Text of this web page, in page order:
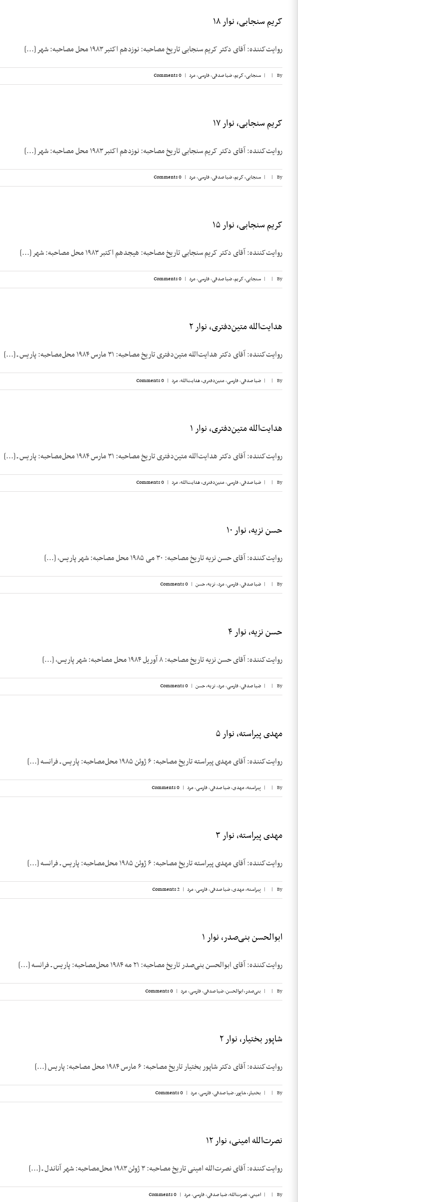
کریم سنجابی، نوار ۱۸
روایت‌‌کننده: آقای دکتر کریم سنجابی تاریخ مصاحبه: نوزدهم اکتبر ۱۹۸۳ محل مصاحبه: شهر [...]
By
|
| سنجابی، کریم,ضیا صدقی,فارسی,مرد |
0 Comments
کریم سنجابی، نوار ۱۷
روایت‌‌کننده: آقای دکتر کریم سنجابی تاریخ مصاحبه: نوزدهم اکتبر ۱۹۸۳ محل مصاحبه: شهر [...]
By
|
| سنجابی، کریم,ضیا صدقی,فارسی,مرد |
0 Comments
کریم سنجابی، نوار ۱۵
روایت‌‌کننده: آقای دکتر کریم سنجابی تاریخ مصاحبه: هیجدهم اکتبر ۱۹۸۳ محل مصاحبه: شهر [...]
By
|
| سنجابی، کریم,ضیا صدقی,فارسی,مرد |
0 Comments
هدایت‌الله متین‌دفتری، نوار ۲
روایت‌کننده: آقای دکتر هدایت‌الله متین‌دفتری تاریخ مصاحبه: ۳۱ مارس ۱۹۸۴ محل‌مصاحبه: پاریس ـ [...]
By
|
| ضیا صدقی,فارسی,متین‌دفتری، هدایت‌الله,مرد |
0 Comments
هدایت‌الله متین‌دفتری، نوار ۱
روایت‌کننده: آقای دکتر هدایت‌الله متین‌دفتری تاریخ مصاحبه: ۳۱ مارس ۱۹۸۴ محل‌مصاحبه: پاریس ـ [...]
By
|
| ضیا صدقی,فارسی,متین‌دفتری، هدایت‌الله,مرد |
0 Comments
حسن نزیه، نوار ۱۰
روایت‌کننده: آقای حسن نزیه تاریخ مصاحبه: ۳۰ می ۱۹۸۵ محل مصاحبه: شهر پاریس، [...]
By
|
| ضیا صدقی,فارسی,مرد,نزیه، حسن |
0 Comments
حسن نزیه، نوار ۴
روایت‌کننده: آقای حسن نزیه تاریخ مصاحبه: ۸ آوریل ۱۹۸۴ محل مصاحبه: شهر پاریس، [...]
By
|
| ضیا صدقی,فارسی,مرد,نزیه، حسن |
0 Comments
مهدی پیراسته، نوار ۵
روایت‌کننده: آقای مهدی پیراسته تاریخ مصاحبه: ۶ ژوئن ۱۹۸۵ محل‌مصاحبه: پاریس ـ فرانسه [...]
By
|
| پیراسته، مهدی,ضیا صدقی,فارسی,مرد |
0 Comments
مهدی پیراسته، نوار ۳
روایت‌کننده: آقای مهدی پیراسته تاریخ مصاحبه: ۶ ژوئن ۱۹۸۵ محل‌مصاحبه: پاریس ـ فرانسه [...]
By
|
| پیراسته، مهدی,ضیا صدقی,فارسی,مرد |
2 Comments
ابوالحسن بنی‌صدر، نوار ۱
روایت‌کننده: آقای ابوالحسن بنی‌صدر تاریخ مصاحبه: ۲۱ مه ۱۹۸۴ محل‌مصاحبه: پاریس ـ فرانسه [...]
By
|
| بنی‌صدر، ابوالحسن,ضیا صدقی,فارسی,مرد |
0 Comments
شاپور بختیار، نوار ۲
روایت‌کننده: آقای دکتر شاپور بختیار تاریخ مصاحبه: ۶ مارس ۱۹۸۴ محل مصاحبه: پاریس [...]
By
|
| بختیار، شاپور,ضیا صدقی,فارسی,مرد |
0 Comments
نصرت‌الله امینی، نوار ۱۲
روایت‌کننده: آقای نصرت‌الله امینی تاریخ مصاحبه: ۳ ژوئن ۱۹۸۳ محل‌مصاحبه: شهر آناندل ـ [...]
By
|
| امینی، نصرت‌الله,ضیا صدقی,فارسی,مرد |
0 Comments